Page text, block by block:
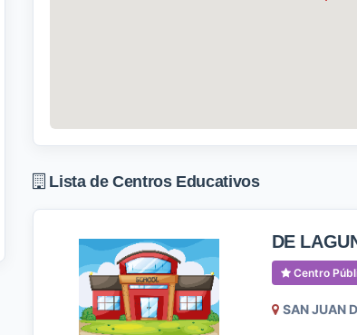
Lista de Centros Educativos
DE
Centro
SAN JUAN